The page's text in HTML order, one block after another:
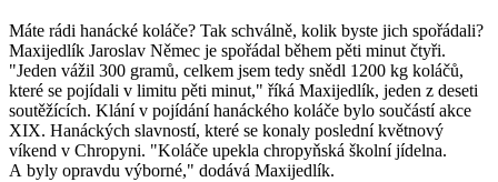
Máte rádi hanácké koláče? Tak schválně, kolik byste jich spořádali?
Maxijedlík Jaroslav Němec je spořádal během pěti minut čtyři.
"Jeden vážil 300 gramů, celkem jsem tedy snědl 1200 kg koláčů,
které se pojídali v limitu pěti minut," říká Maxijedlík, jeden z deseti
soutěžících. Klání v pojídání hanáckého koláče bylo součástí akce
XIX. Hanáckých slavností, které se konaly poslední květnový
víkend v Chropyni. "Koláče upekla chropyňská školní jídelna.
A byly opravdu výborné," dodává Maxijedlík.